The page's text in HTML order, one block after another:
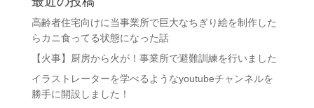
高齢者住宅向けに当事業所で巨大なちぎり絵を制作した
らカニ食ってる状態になった話
【火事】厨房から火が！事業所で避難訓練を行いました
イラストレーターを学べるようなyoutubeチャンネルを
勝手に開設しました！